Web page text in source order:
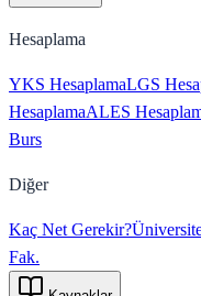
Hesaplama
YKS HesaplamaLGS
HesaplamaALES
Burs
Diğer
Kaç Net Gerekir?
Fak.